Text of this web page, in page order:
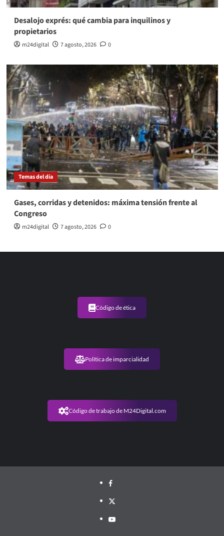
Desalojo exprés: qué cambia para inquilinos y
propietarios
m24digital 7 agosto, 2026 0
Temas del dia
Gases, corridas y detenidos: máxima tensión frente al
Congreso
m24digital 7 agosto, 2026 0
Código de ética
Política de imparcialidad
Código de trabajo de M24Digital.com